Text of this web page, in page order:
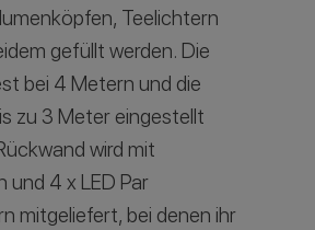
Teelichtern
gefüllt werden. Die
bei 4 Metern und die
zu 3 Meter eingestellt
wird mit
4 x LED Par
mitgeliefert, bei denen ihr